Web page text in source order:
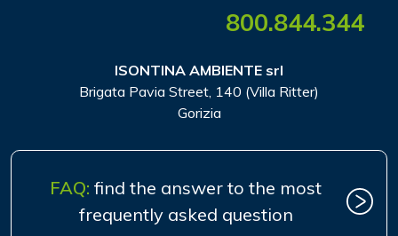
800.844.344
ISONTINA AMBIENTE srl
Brigata Pavia Street, 140 (Villa Ritter)
Gorizia
FAQ: find the answer to the most
frequently asked question